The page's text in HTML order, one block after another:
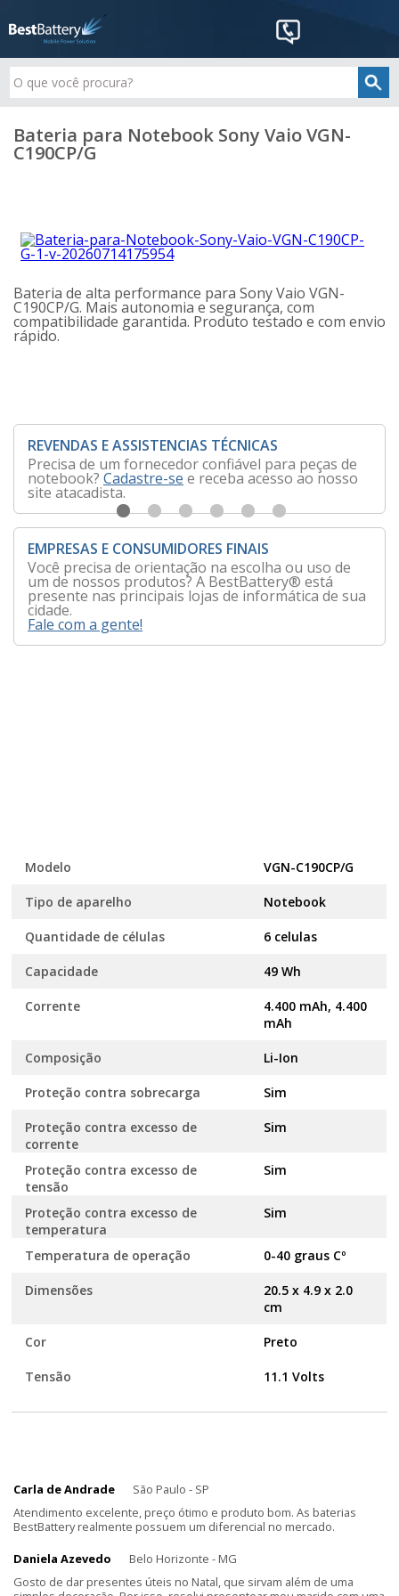
Bateria para Notebook Sony Vaio VGN-
C190CP/G
Bateria de alta performance para Sony Vaio VGN-
C190CP/G. Mais autonomia e segurança, com
compatibilidade garantida. Produto testado e com envio
rápido.
REVENDAS E ASSISTENCIAS TÉCNICAS
Precisa de um fornecedor confiável para peças de
notebook? Cadastre-se e receba acesso ao nosso
site atacadista.
EMPRESAS E CONSUMIDORES FINAIS
Você precisa de orientação na escolha ou uso de
um de nossos produtos? A BestBattery® está
presente nas principais lojas de informática de sua
cidade.
Fale com a gente!
Modelo VGN-C190CP/G
Tipo de aparelho Notebook
Quantidade de células 6 celulas
Capacidade 49 Wh
Corrente
4.400 mAh, 4.400
mAh
Composição Li-Ion
Proteção contra sobrecarga Sim
Proteção contra excesso de
corrente
Sim
Proteção contra excesso de
tensão
Sim
Proteção contra excesso de
temperatura
Sim
Temperatura de operação 0-40 graus Cº
Dimensões
20.5 x 4.9 x 2.0
cm
Cor Preto
Tensão 11.1 Volts
Carla de Andrade
São Paulo - SP
Atendimento excelente, preço ótimo e produto bom. As baterias
BestBattery realmente possuem um diferencial no mercado.
Daniela Azevedo
Belo Horizonte - MG
Gosto de dar presentes úteis no Natal, que sirvam além de uma